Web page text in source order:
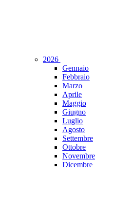
2026
Gennaio
Febbraio
Marzo
Aprile
Maggio
Giugno
Luglio
Agosto
Settembre
Ottobre
Novembre
Dicembre